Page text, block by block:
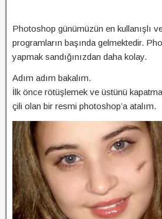
Photoshop günümüzün en kullanışlı
programların başında gelmektedir.
yapmak sandığınızdan daha kolay.
Adım adım bakalım.
İlk önce rötüşlemek ve üstünü
çili olan bir resmi photoshop’a atalım.